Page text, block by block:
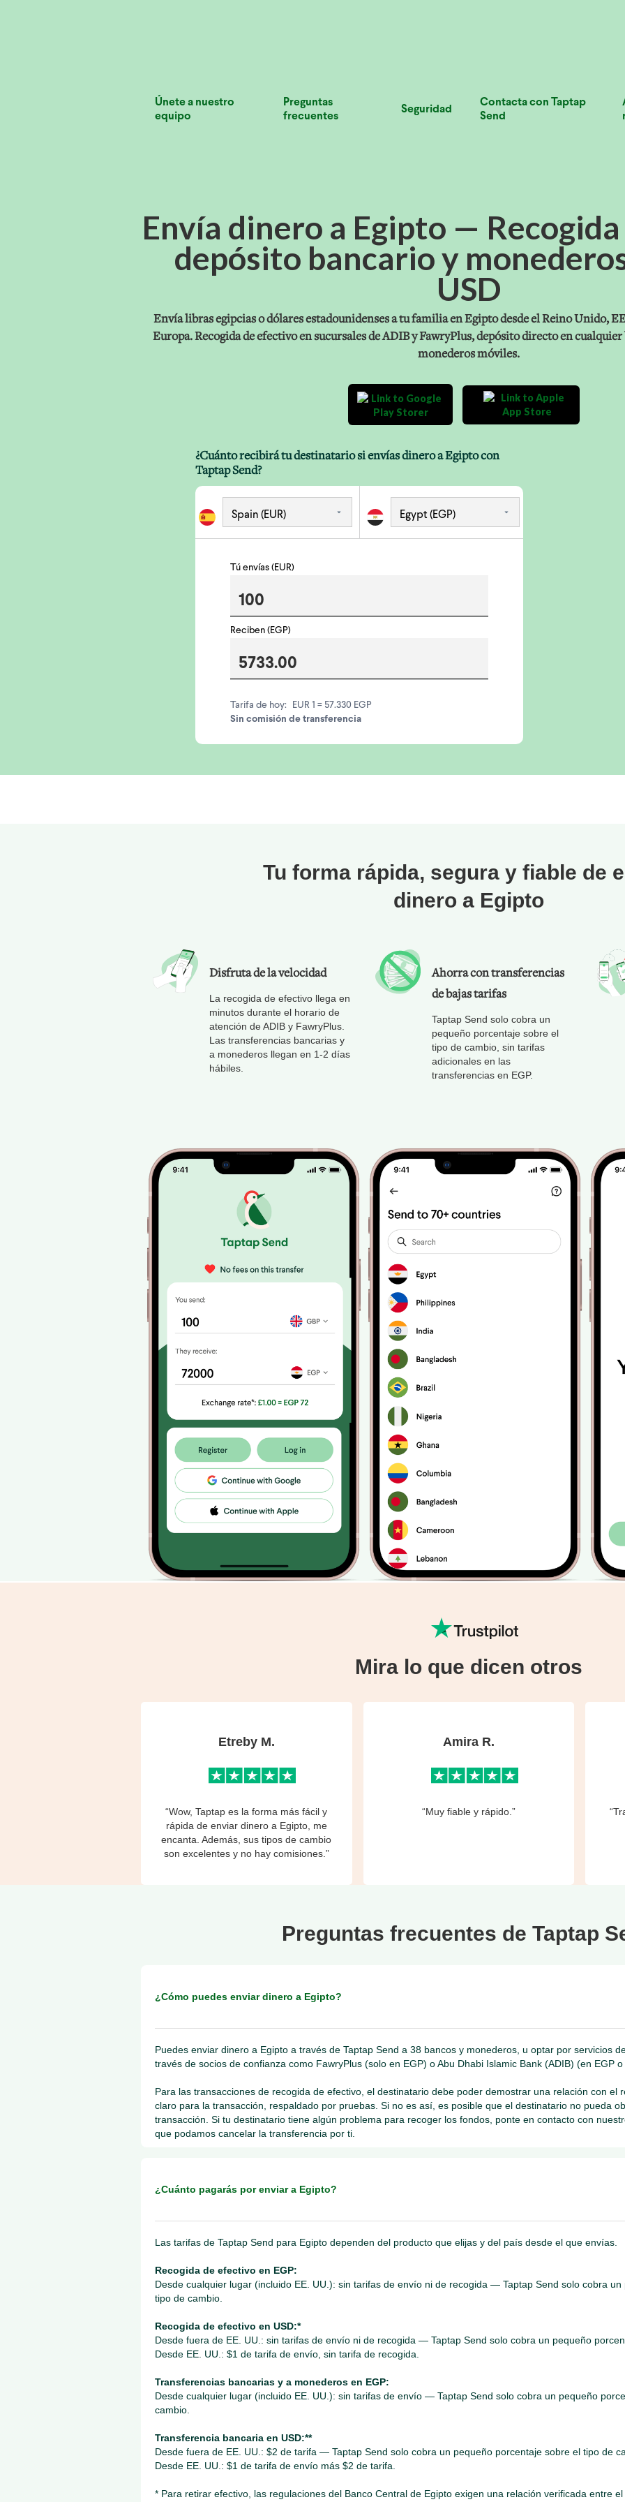
Únete a nuestro
equipo
Preguntas
frecuentes
Seguridad
Contacta con Taptap
Send
Envía dinero a Egipto —
depósito bancario y
USD
Envía libras egipcias o dólares estadounidenses a tu familia en Egipto desde el Reino Unido,
Europa. Recogida de efectivo en sucursales de ADIB y FawryPlus, depósito directo en
monederos móviles.
¿Cuánto recibirá tu destinatario si envías dinero a Egipto con
Taptap Send?
Tú envías (EUR)
Reciben (EGP)
Tarifa de hoy:
EUR 1 = 57.330 EGP
Sin comisión de transferencia
Tu forma rápida, segura y fiable de
dinero a Egipto
Disfruta de la velocidad
La recogida de efectivo llega en
minutos durante el horario de
atención de ADIB y FawryPlus.
Las transferencias bancarias y
a monederos llegan en 1-2 días
hábiles.
Ahorra con transferencias
de bajas tarifas
Taptap Send solo cobra un
pequeño porcentaje sobre el
tipo de cambio, sin tarifas
adicionales en las
transferencias en EGP.
Mira lo que dicen otros
Etreby M.
“Wow, Taptap es la forma más fácil y
rápida de enviar dinero a Egipto, me
encanta. Además, sus tipos de cambio
son excelentes y no hay comisiones.”
Amira R.
“Muy fiable y rápido.”
Preguntas frecuentes de Taptap
¿Cómo puedes enviar dinero a Egipto?
Puedes enviar dinero a Egipto a través de Taptap Send a 38 bancos y monederos, u optar por servicios
través de socios de confianza como FawryPlus (solo en EGP) o Abu Dhabi Islamic Bank (ADIB) (en EGP o
Para las transacciones de recogida de efectivo, el destinatario debe poder demostrar una relación con el
claro para la transacción, respaldado por pruebas. Si no es así, es posible que el destinatario no pueda
transacción. Si tu destinatario tiene algún problema para recoger los fondos, ponte en contacto con
que podamos cancelar la transferencia por ti.
¿Cuánto pagarás por enviar a Egipto?
Las tarifas de Taptap Send para Egipto dependen del producto que elijas y del país desde el que envías.
Recogida de efectivo en EGP:
Desde cualquier lugar (incluido EE. UU.): sin tarifas de envío ni de recogida — Taptap Send solo cobra
tipo de cambio.
Recogida de efectivo en USD:*
Desde fuera de EE. UU.: sin tarifas de envío ni de recogida — Taptap Send solo cobra un pequeño
Desde EE. UU.: $1 de tarifa de envío, sin tarifa de recogida.
Transferencias bancarias y a monederos en EGP:
Desde cualquier lugar (incluido EE. UU.): sin tarifas de envío — Taptap Send solo cobra un pequeño
cambio.
Transferencia bancaria en USD:**
Desde fuera de EE. UU.: $2 de tarifa — Taptap Send solo cobra un pequeño porcentaje sobre el tipo de
Desde EE. UU.: $1 de tarifa de envío más $2 de tarifa.
* Para retirar efectivo, las regulaciones del Banco Central de Egipto exigen una relación verificada entre